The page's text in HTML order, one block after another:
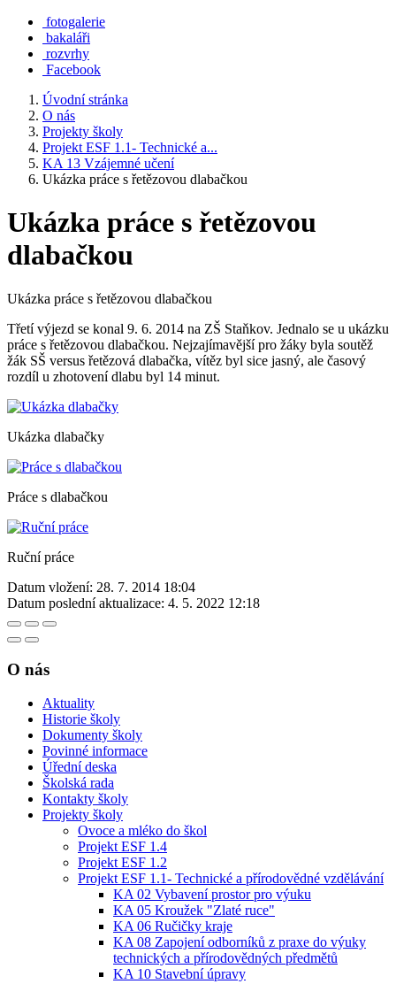
fotogalerie
bakaláři
rozvrhy
Facebook
Úvodní stránka
O nás
Projekty školy
Projekt ESF 1.1- Technické a...
KA 13 Vzájemné učení
Ukázka práce s řetězovou dlabačkou
Ukázka práce s řetězovou
dlabačkou
Ukázka práce s řetězovou dlabačkou
Třetí výjezd se konal 9. 6. 2014 na ZŠ Staňkov. Jednalo se u ukázku
práce s řetězovou dlabačkou. Nejzajímavější pro žáky byla soutěž
žák SŠ versus řetězová dlabačka, vítěz byl sice jasný, ale časový
rozdíl u zhotovení dlabu byl 14 minut.
Ukázka dlabačky
Práce s dlabačkou
Ruční práce
Datum vložení: 28. 7. 2014 18:04
Datum poslední aktualizace: 4. 5. 2022 12:18
O nás
Aktuality
Historie školy
Dokumenty školy
Povinné informace
Úřední deska
Školská rada
Kontakty školy
Projekty školy
Ovoce a mléko do škol
Projekt ESF 1.4
Projekt ESF 1.2
Projekt ESF 1.1- Technické a přírodovědné vzdělávání
KA 02 Vybavení prostor pro výuku
KA 05 Kroužek "Zlaté ruce"
KA 06 Ručičky kraje
KA 08 Zapojení odborníků z praxe do výuky
technických a přírodovědných předmětů
KA 10 Stavební úpravy